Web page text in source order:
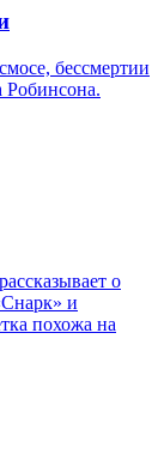
бессмертии
о
и
похожа на